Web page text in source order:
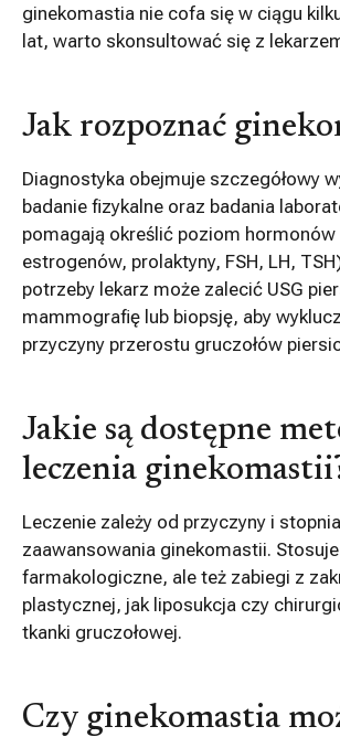
ginekomastia nie cofa się w ciągu
lat, warto skonsultować się z
Jak rozpoznać
Diagnostyka obejmuje szczegółowy
badanie fizykalne oraz badania
pomagają określić poziom
estrogenów, prolaktyny, FSH, LH,
potrzeby lekarz może zalecić USG
mammografię lub biopsję, aby
przyczyny przerostu gruczołów
Jakie są dostępne
leczenia
Leczenie zależy od przyczyny i stopnia
zaawansowania ginekomastii.
farmakologiczne, ale też zabiegi z
plastycznej, jak liposukcja czy
tkanki gruczołowej.
Czy ginekomastia